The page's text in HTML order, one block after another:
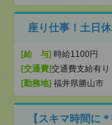
座り仕事！土日
[給 与] 時給1100円
[交通費]交通費支給有り
[勤務地] 福井県勝山市
【スキマ時間に